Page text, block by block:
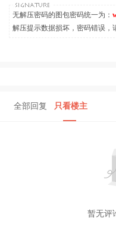
无解压密码的图包密码统一为：
解压提示数据损坏，密码错误，
全部回复 只看楼主
暂无评